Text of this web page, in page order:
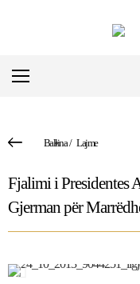
Ballina/ Lajme
Fjalimi i Presidentes
Gjerman për